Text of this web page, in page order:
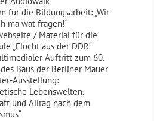
für die Bildungsarbeit: „Wir
ma wat fragen!“
/ Material für die
„Flucht aus der DDR“
Auftritt zum 60.
Baus der Berliner Mauer
Ausstellung:
Lebenswelten.
und Alltag nach dem